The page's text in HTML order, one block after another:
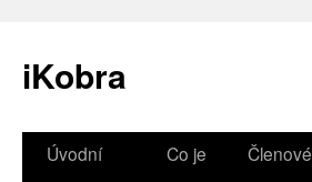
iKobra
Přejít
Úvodní
Co je
Členové